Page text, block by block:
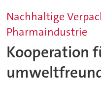
Nachhaltige
Pharmaindustrie
Kooperation